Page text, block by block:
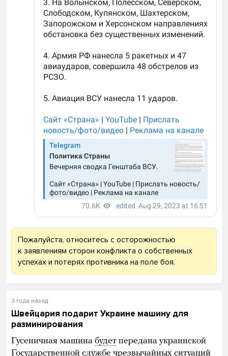
Пожалуйста, относитесь с осторожностью
к заявлениям сторон конфликта о собственных
успехах и потерях противника на поле боя.
3 года назад
Швейцария подарит Украине машину для
разминирования
Гусеничная машина будет передана украинской
Государственной службе чрезвычайных ситуаций